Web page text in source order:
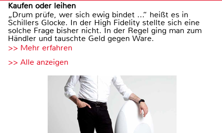
Kaufen oder leihen
„Drum prüfe, wer sich ewig bindet ...“ heißt es in
Schillers Glocke. In der High Fidelity stellte sich eine
solche Frage bisher nicht. In der Regel ging man zum
Händler und tauschte Geld gegen Ware.
>> Mehr erfahren
>> Alle anzeigen